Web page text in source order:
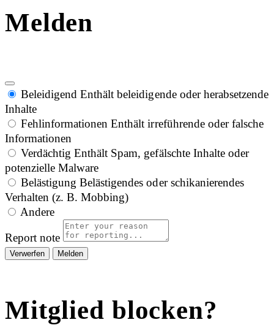
Melden
Beleidigend Enthält beleidigende oder herabsetzende
Inhalte
Fehlinformationen Enthält irreführende oder falsche
Informationen
Verdächtig Enthält Spam, gefälschte Inhalte oder
potenzielle Malware
Belästigung Belästigendes oder schikanierendes
Verhalten (z. B. Mobbing)
Andere
Report note
Melden
Mitglied blocken?